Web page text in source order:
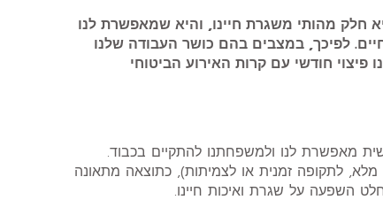
חלק מהותי משגרת חיינו, והיא שמאפשרת לנו
לפיכך, במצבים בהם כושר העבודה שלנו
פיצוי חודשי עם קרות האירוע הביטוחי
מאפשרת לנו ולמשפחתנו להתקיים בכבוד.
לתקופה זמנית או לצמיתות), כתוצאה מתאונה
השפעה על שגרת ואיכות חיינו.